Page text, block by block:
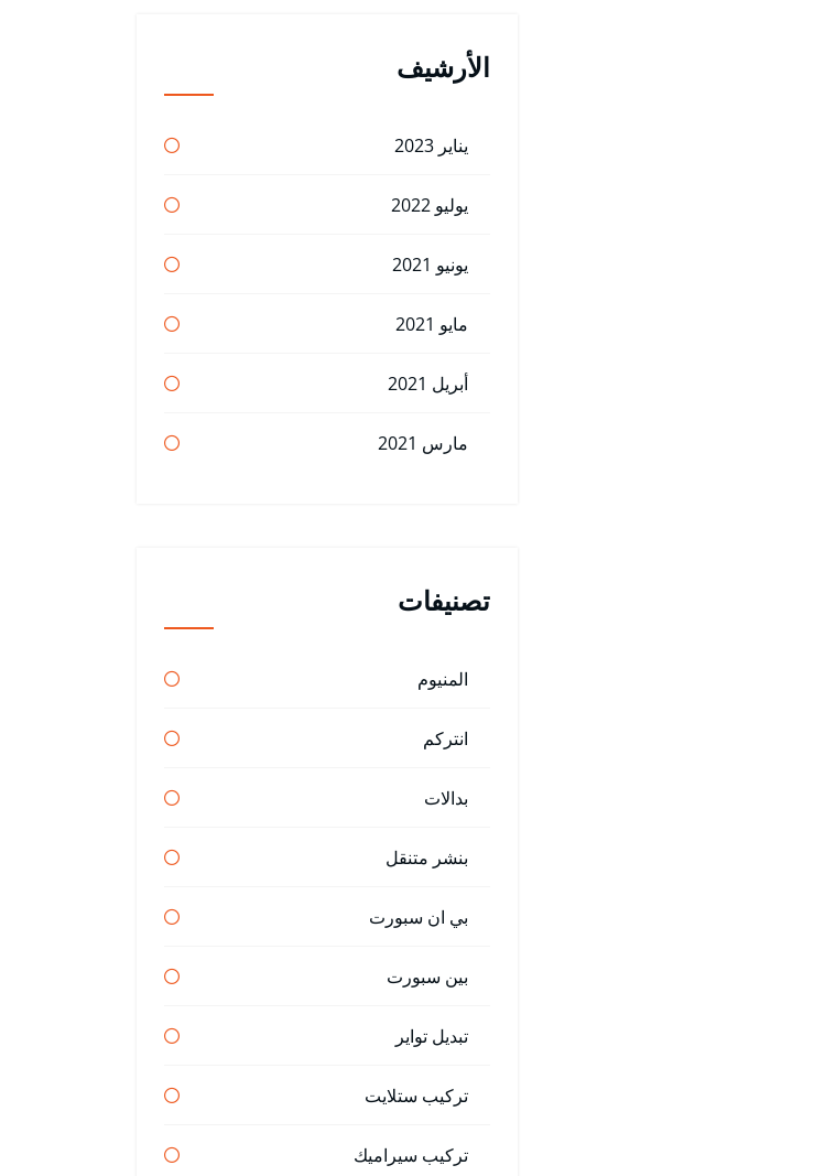
الأرشيف
يناير 2023
يوليو 2022
يونيو 2021
مايو 2021
أبريل 2021
مارس 2021
تصنيفات
المنيوم
انتركم
بدالات
بنشر متنقل
بي ان سبورت
بين سبورت
تبديل تواير
تركيب ستلايت
تركيب سيراميك